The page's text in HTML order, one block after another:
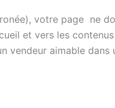
votre page ne
et vers les
vendeur aimable